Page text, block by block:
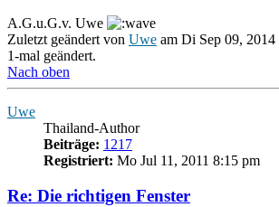
A.G.u.G.v. Uwe
Zuletzt geändert von Uwe am Di Sep 09, 2014
1-mal geändert.
Nach oben
Uwe
Thailand-Author
Beiträge: 1217
Registriert: Mo Jul 11, 2011 8:15 pm
Re: Die richtigen Fenster